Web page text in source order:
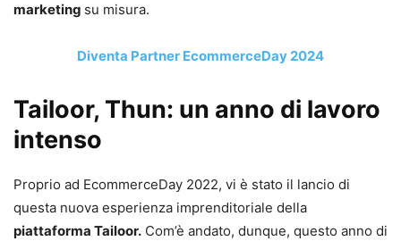
marketing su misura.
Diventa Partner EcommerceDay 2024
Tailoor, Thun: un anno di lavoro
intenso
Proprio ad EcommerceDay 2022, vi è stato il lancio di
questa nuova esperienza imprenditoriale della
piattaforma Tailoor. Com’è andato, dunque, questo anno di